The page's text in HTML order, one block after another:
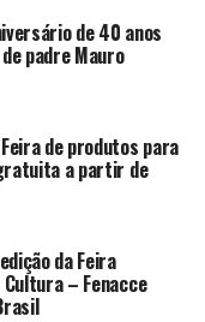
de 40 anos
padre Mauro
de produtos para
a partir de
da Feira
– Fenacce